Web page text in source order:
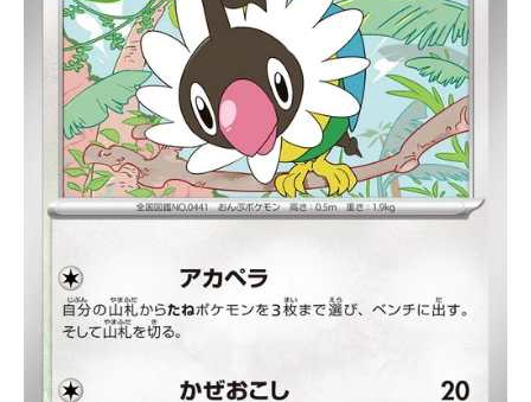
シ
ョ
ッ
プ
ホ
ビ
ビ
通
部